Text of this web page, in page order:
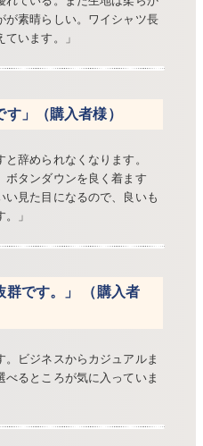
が素晴らしい。ワイシャツ長
います。」
す」（購入者様）
と辞められなくなります。
ボタンダウンを良く着ます
見た目になるので、良いも
」
群です。」 （購入者
。ビジネスからカジュアルま
るところが気に入っていま